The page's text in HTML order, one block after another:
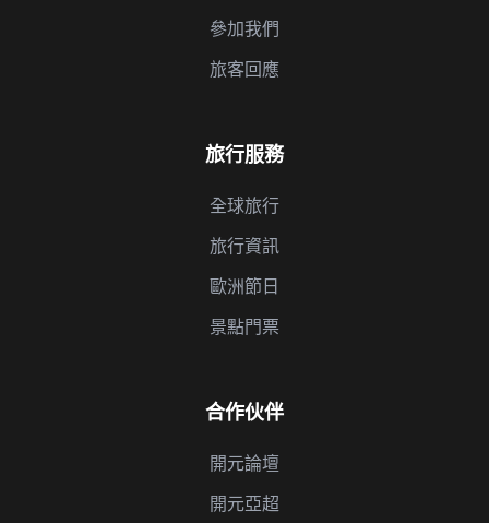
參加我們
旅客回應
旅行服務
全球旅行
旅行資訊
歐洲節日
景點門票
合作伙伴
開元論壇
開元亞超